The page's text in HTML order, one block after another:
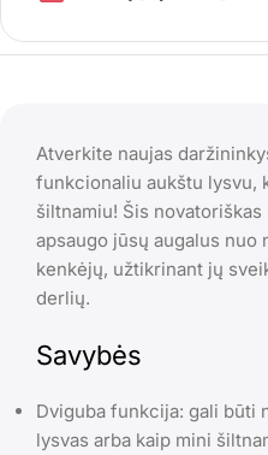
Atverkite naujas
funkcionaliu aukštu lysvu,
šiltnamiu! Šis
apsaugo jūsų augalus nuo
kenkėjų, užtikrinant jų
derlių.
Savybės
Dviguba funkcija: gali būti
lysvas arba kaip mini